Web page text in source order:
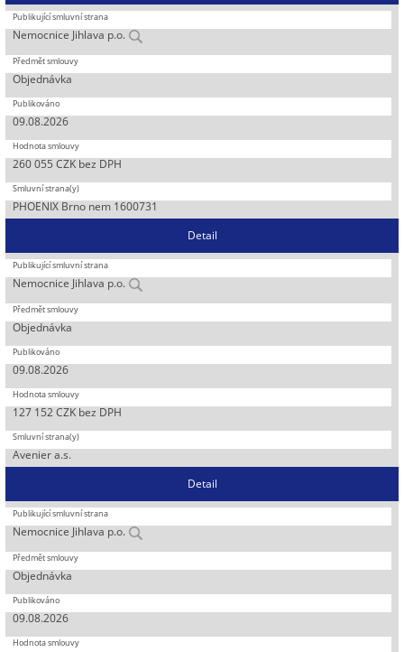
Nemocnice Jihlava p.o.
Objednávka
09.08.2026
260 055 CZK bez DPH
PHOENIX Brno nem 1600731
Detail
Nemocnice Jihlava p.o.
Objednávka
09.08.2026
127 152 CZK bez DPH
Avenier a.s.
Detail
Nemocnice Jihlava p.o.
Objednávka
09.08.2026